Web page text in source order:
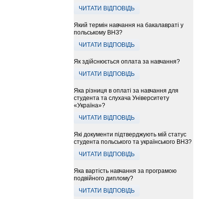
ЧИТАТИ ВІДПОВІДЬ
Який термін навчання на бакалавраті у
польському ВНЗ?
ЧИТАТИ ВІДПОВІДЬ
Як здійснюється оплата за навчання?
ЧИТАТИ ВІДПОВІДЬ
Яка різниця в оплаті за навчання для
студента та слухача Університету
«Україна»?
ЧИТАТИ ВІДПОВІДЬ
Які документи підтверджують мій статус
студента польського та українського ВНЗ?
ЧИТАТИ ВІДПОВІДЬ
Яка вартість навчання за програмою
подвійного диплому?
ЧИТАТИ ВІДПОВІДЬ